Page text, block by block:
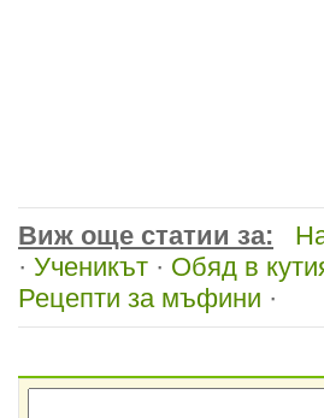
Виж още статии за:
· Ученикът · Обяд в
Рецепти за мъфини ·